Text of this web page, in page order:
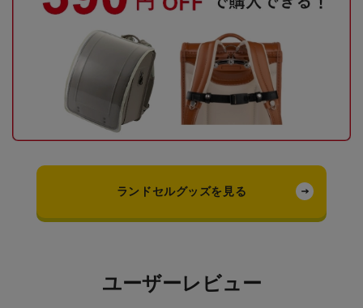
ランドセルグッズを見る
ユーザーレビュー